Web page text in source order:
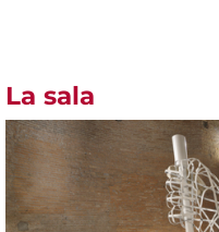
La sala